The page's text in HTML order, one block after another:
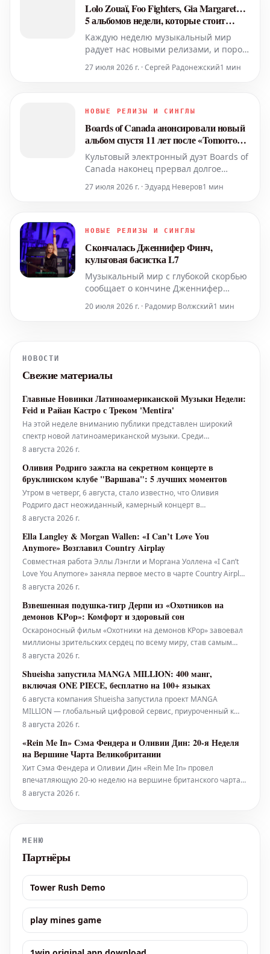
"захвата" андеграундом. K-pop,
музыкальный жа
Lolo Zouaï, Foo Fighters, Gia Margaret…
5 альбомов недели, которые стоит
послушать
Каждую неделю музыкальный мир
радует нас новыми релизами, и порой
интересные новинки. Чтобы помочь
на этой неделе, которые определённо
Приготовьтесь обновить
27 июля 2026 г. · Сергей Радонежский1 мин
НОВЫЕ РЕЛИЗЫ И СИНГЛЫ
Boards of Canada анонсировали новый
альбом спустя 11 лет после «Tomorrow’s
Harvest»
Культовый электронный дуэт Boards of
Canada наконец прервал долгое
альбома. Эта новость приходит спустя
«Tomorrow’s Harvest», который вышел
с нетерпение
27 июля 2026 г. · Эдуард Неверов1 мин
НОВЫЕ РЕЛИЗЫ И СИНГЛЫ
Скончалась Дженнифер Финч,
культовая басистка L7
Музыкальный мир с глубокой скорбью
сообщает о кончине Дженнифер
влиятельная работа с культовой
Дженнифер Финч в 2020
20 июля 2026 г. · Радомир Волжский1 мин
НОВОСТИ
Свежие материалы
Главные Новинки Латиноамериканской Музыки Недели:
Feid и Райан Кастро с Треком 'Mentira'
На этой неделе вниманию публики представлен широкий
спектр новой латиноамериканской музыки. Среди
рекомендованных редакторами Billboard Latin и Billboard
'Yo Era Poesía' от Алехандро Санса и Эдена Муньоса, 'Verano
En La Ciudad' о
8 августа 2026 г.
Оливия Родриго зажгла на секретном концерте в
бруклинском клубе "Варшава": 5 лучших моментов
Утром в четверг, 6 августа, стало известно, что Оливия
Родриго даст неожиданный, камерный концерт в
бруклинском клубе "Варшава" – панк-площадке в стиле
около 1100 человек – тем же вечером. Менее чем за 30 минут
очередь за билетами, к
8 августа 2026 г.
Ella Langley & Morgan Wallen: «I Can’t Love You
Anymore» Возглавил Country Airplay
Совместная работа Эллы Лэнгли и Моргана Уоллена «I Can’t
Love You Anymore» заняла первое место в чарте Country Airplay
всего за 15 недель. Для Лэнгли это пятый, а для Уоллена —
набрала 33,4 миллиона прослушиваний в период с 31 июля
по 6 ав
8 августа 2026 г.
Взвешенная подушка-тигр Дерпи из «Охотников на
демонов KPop»: Комфорт и здоровый сон
Оскароносный фильм «Охотники на демонов KPop» завоевал
миллионы зрительских сердец по всему миру, став самым
просматриваемым оригинальным фильмом Netflix за всю
атмосферные сцены фильма и его завораживающий
саундтрек также служат идеальным ф
8 августа 2026 г.
Shueisha запустила MANGA MILLION: 400 манг,
включая ONE PIECE, бесплатно на 100+ языках
6 августа компания Shueisha запустила проект MANGA
MILLION — глобальный цифровой сервис, приуроченный к
100-летию компании. Эта платформа предлагает около 400
языков, предоставляя в общей сложности один миллион
страниц бесплатно читателям по вс
8 августа 2026 г.
«Rein Me In» Сэма Фендера и Оливии Дин: 20-я Неделя
на Вершине Чарта Великобритании
Хит Сэма Фендера и Оливии Дин «Rein Me In» провел
впечатляющую 20-ю неделю на вершине британского чарта
синглов, укрепив их рекордный успех. Это обновление было
8 августа 2026 г.
МЕНЮ
Партнёры
Tower Rush Demo
play mines game